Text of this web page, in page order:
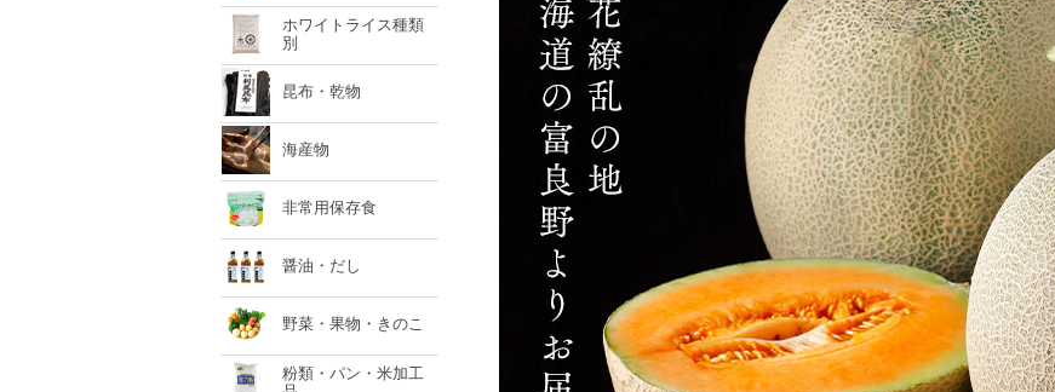
ホワイトライス種類
別
昆布・乾物
海産物
非常用保存食
醤油・だし
野菜・果物・きのこ
粉類・パン・米加工